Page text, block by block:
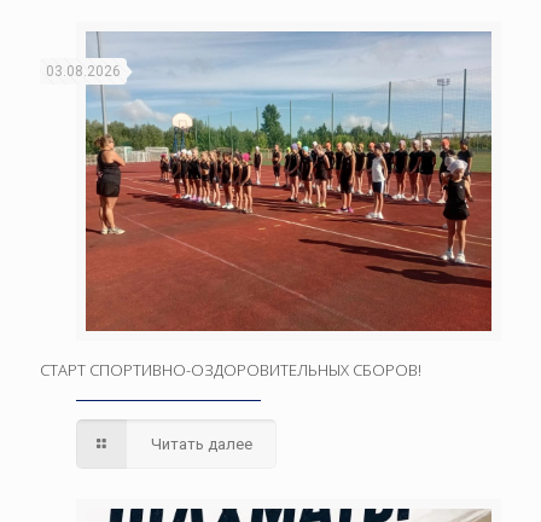
03.08.2026
СТАРТ СПОРТИВНО-ОЗДОРОВИТЕЛЬНЫХ СБОРОВ!
Читать далее